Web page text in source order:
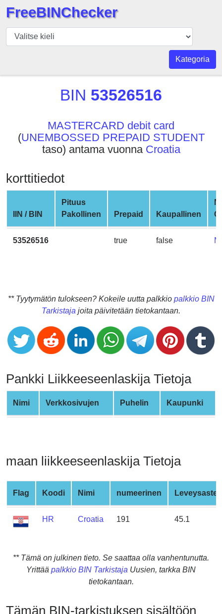
BIN
Tarkistaja
BIN
Generator
BIN
Checker
BIN
CC
Generator
from
Card
Validator
Credit
Card
Generator
Credit
Card
Generator
Generate
BIN
Credit
Card
Checker
Service
is
?
FreeBINChecker
Kategoria
BIN 53526516
MASTERCARD debit card
(UNEMBOSSED PREPAID STUDENT
taso) antama vuonna Croatia
korttitiedot
IIN / BIN
Pituus
Pakollinen
Prepaid Kaupallinen
53526516 true false
** Tyytymätön tulokseen? Kokeile uutta palkkio palkkio BIN
Tarkistaja joita päivitetään tietokantaan.
Pankki Liikkeeseenlaskija Tietoja
Nimi Verkkosivujen Puhelin Kaupunki
maan liikkeeseenlaskija Tietoja
Flag Koodi Nimi numeerinen Leveysaste
HR Croatia 191 45.1
** Tämä on julkinen tieto. Se saattaa olla vanhentunutta.
Yrittää palkkio BIN Tarkistaja Uusien, tarkka BIN
tietokantaan.
Tämän BIN-tarkistuksen sisältöön